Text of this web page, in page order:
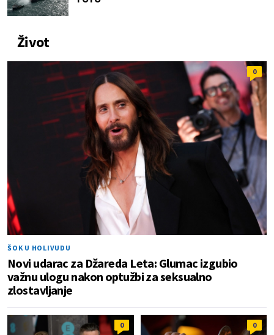
Život
0
ŠOK U HOLIVUDU
Novi udarac za Džareda Leta: Glumac izgubio
važnu ulogu nakon optužbi za seksualno
zlostavljanje
0 0